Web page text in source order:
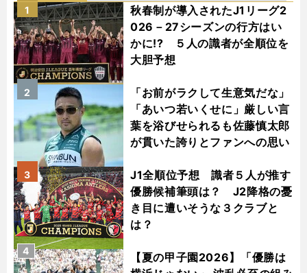
秋春制が導入されたJ1リーグ2
026－27シーズンの行方はい
かに!? ５人の識者が全順位を
大胆予想
1
「お前がラクして生意気だな」
「あいつ若いくせに」厳しい言
葉を浴びせられるも佐藤慎太郎
が貫いた誇りとファンへの思い
2
J1全順位予想 識者５人が推す
優勝候補筆頭は？ J2降格の憂
き目に遭いそうな３クラブと
は？
3
【夏の甲子園2026】「優勝は
4